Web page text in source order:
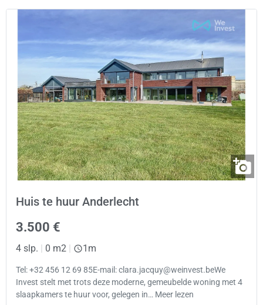
Huis te huur Anderlecht
3.500 €
4 slp. | 0 m2 | 1m
Tel: +32 456 12 69 85E-mail: clara.jacquy@weinvest.beWe
Invest stelt met trots deze moderne, gemeubelde woning met 4
slaapkamers te huur voor, gelegen in… Meer lezen